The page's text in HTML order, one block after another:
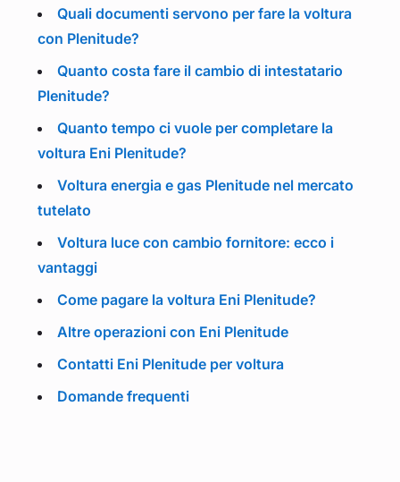
Quali documenti servono per fare la voltura
con Plenitude?
Quanto costa fare il cambio di intestatario
Plenitude?
Quanto tempo ci vuole per completare la
voltura Eni Plenitude?
Voltura energia e gas Plenitude nel mercato
tutelato
Voltura luce con cambio fornitore: ecco i
vantaggi
Come pagare la voltura Eni Plenitude?
Altre operazioni con Eni Plenitude
Contatti Eni Plenitude per voltura
Domande frequenti